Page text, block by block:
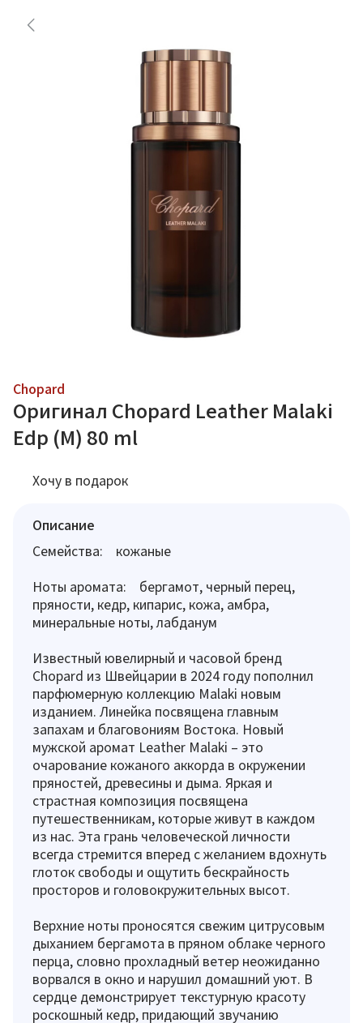
Chopard
Оригинал Chopard Leather Malaki
Edp (M) 80 ml
Хочу в подарок
Описание
Семейства: кожаные
Ноты аромата: бергамот, черный перец,
пряности, кедр, кипарис, кожа, амбра,
минеральные ноты, лабданум
Известный ювелирный и часовой бренд
Chopard из Швейцарии в 2024 году пополнил
парфюмерную коллекцию Malaki новым
изданием. Линейка посвящена главным
запахам и благовониям Востока. Новый
мужской аромат Leather Malaki – это
очарование кожаного аккорда в окружении
пряностей, древесины и дыма. Яркая и
страстная композиция посвящена
путешественникам, которые живут в каждом
из нас. Эта грань человеческой личности
всегда стремится вперед с желанием вдохнуть
глоток свободы и ощутить бескрайность
просторов и головокружительных высот.
Верхние ноты проносятся свежим цитрусовым
дыханием бергамота в пряном облаке черного
перца, словно прохладный ветер неожиданно
ворвался в окно и нарушил домашний уют. В
сердце демонстрирует текстурную красоту
роскошный кедр, придающий звучанию